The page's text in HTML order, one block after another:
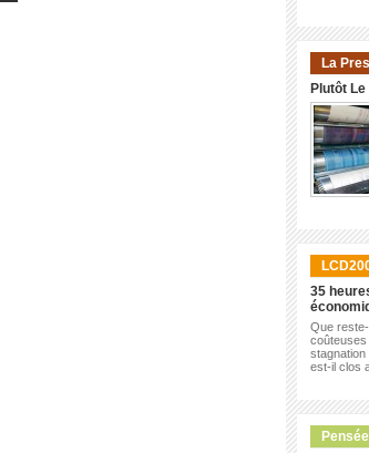
La
Plutôt
35
Que
coûteuses
est-il clos